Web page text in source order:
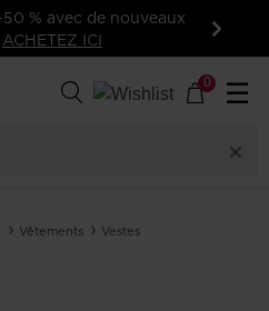
newsletter: -15% sur
commande!
0 ☰
Vêtements Vestes